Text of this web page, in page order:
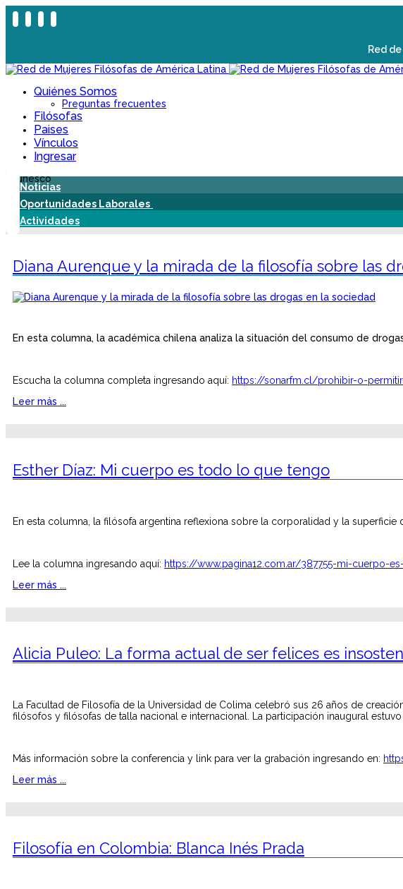
Red
Quiénes Somos
Preguntas frecuentes
Filósofas
Paises
Vínculos
Ingresar
Noticias
Oportunidades Laborales
Actividades
Diana Aurenque y la mirada de la filosofía sobre las
En esta columna, la académica chilena analiza la situación del consumo de
Escucha la columna completa ingresando aquí: https://sonarfm.cl/prohibir-o-
Leer más ...
Esther Díaz: Mi cuerpo es todo lo que tengo
En esta columna, la filósofa argentina reflexiona sobre la corporalidad y la superficie
Lee la columna ingresando aquí: https://www.pagina12.com.ar/387755-mi-cuerpo-
Leer más ...
Alicia Puleo: La forma actual de ser felices es
La Facultad de Filosofía de la Universidad de Colima celebró sus 26 años de
filósofos y filósofas de talla nacional e internacional. La participación inaugural
Más información sobre la conferencia y link para ver la grabación ingresando en:
Leer más ...
Filosofía en Colombia: Blanca Inés Prada